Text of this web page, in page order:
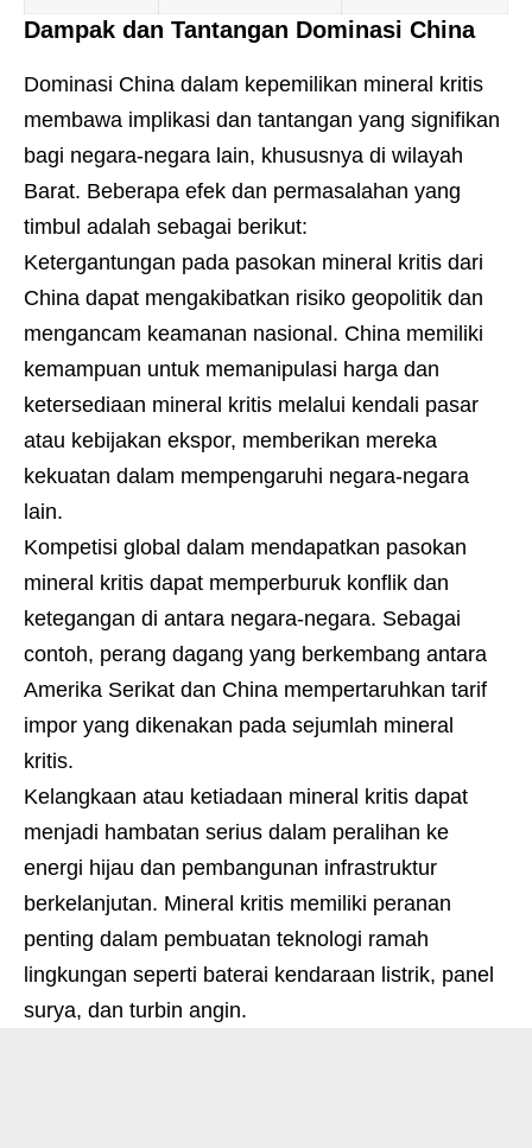
Dampak dan Tantangan Dominasi China
Dominasi China dalam kepemilikan mineral kritis
membawa implikasi dan tantangan yang signifikan
bagi negara-negara lain, khususnya di wilayah
Barat. Beberapa efek dan permasalahan yang
timbul adalah sebagai berikut:
Ketergantungan pada pasokan mineral kritis dari
China dapat mengakibatkan risiko geopolitik dan
mengancam keamanan nasional. China memiliki
kemampuan untuk memanipulasi harga dan
ketersediaan mineral kritis melalui kendali pasar
atau kebijakan ekspor, memberikan mereka
kekuatan dalam mempengaruhi negara-negara
lain.
Kompetisi global dalam mendapatkan pasokan
mineral kritis dapat memperburuk konflik dan
ketegangan di antara negara-negara. Sebagai
contoh, perang dagang yang berkembang antara
Amerika Serikat dan China mempertaruhkan tarif
impor yang dikenakan pada sejumlah mineral
kritis.
Kelangkaan atau ketiadaan mineral kritis dapat
menjadi hambatan serius dalam peralihan ke
energi hijau dan pembangunan infrastruktur
berkelanjutan. Mineral kritis memiliki peranan
penting dalam pembuatan teknologi ramah
lingkungan seperti baterai kendaraan listrik, panel
surya, dan turbin angin.